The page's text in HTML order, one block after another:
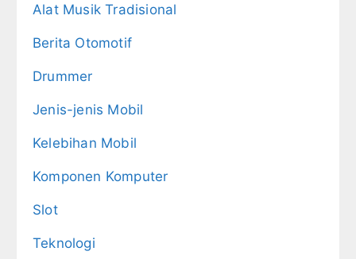
Alat Musik Tradisional
Berita Otomotif
Drummer
Jenis-jenis Mobil
Kelebihan Mobil
Komponen Komputer
Slot
Teknologi